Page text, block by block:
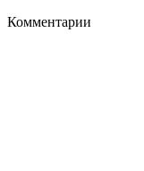
Комментарии